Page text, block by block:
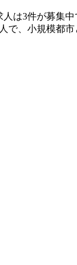
は3件が募集
で、小規模都